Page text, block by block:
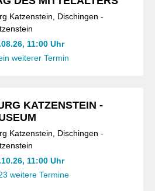
Katzenstein, Dischingen -
11:00 Uhr
weiterer Termin
KATZENSTEIN -
Katzenstein, Dischingen -
11:00 Uhr
weitere Termine